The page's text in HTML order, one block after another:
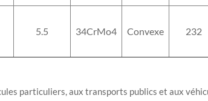
5.5 34CrMo4 Convexe 232
particuliers, aux transports publics et aux